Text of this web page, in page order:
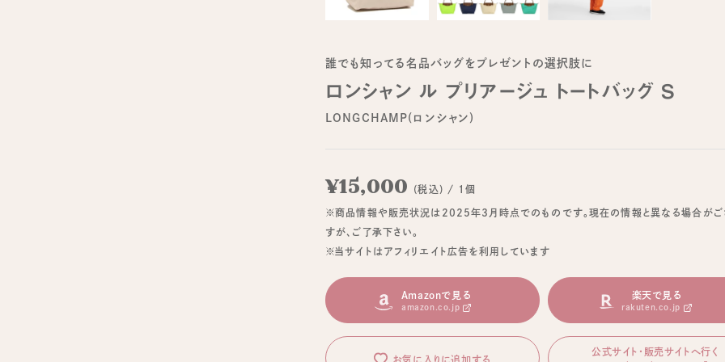
誰でも知ってる名品バッグをプレゼントの選択肢に
ロンシャン ル プリアージュ トートバッグ S
LONGCHAMP(ロンシャン)
¥15,000 (税込) / 1個
※商品情報や販売状況は2025年3月時点でのものです。現在の情報と異なる場合がご
すが、ご了承下さい。
※当サイトはアフィリエイト広告を利用しています
Amazonで見る
amazon.co.jp
楽天で見る
rakuten.co.jp
お気に入りに追加する
公式サイト・販売サイトへ行く